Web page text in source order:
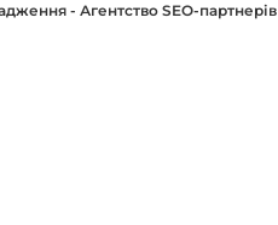
- Агентство SEO-партнерів